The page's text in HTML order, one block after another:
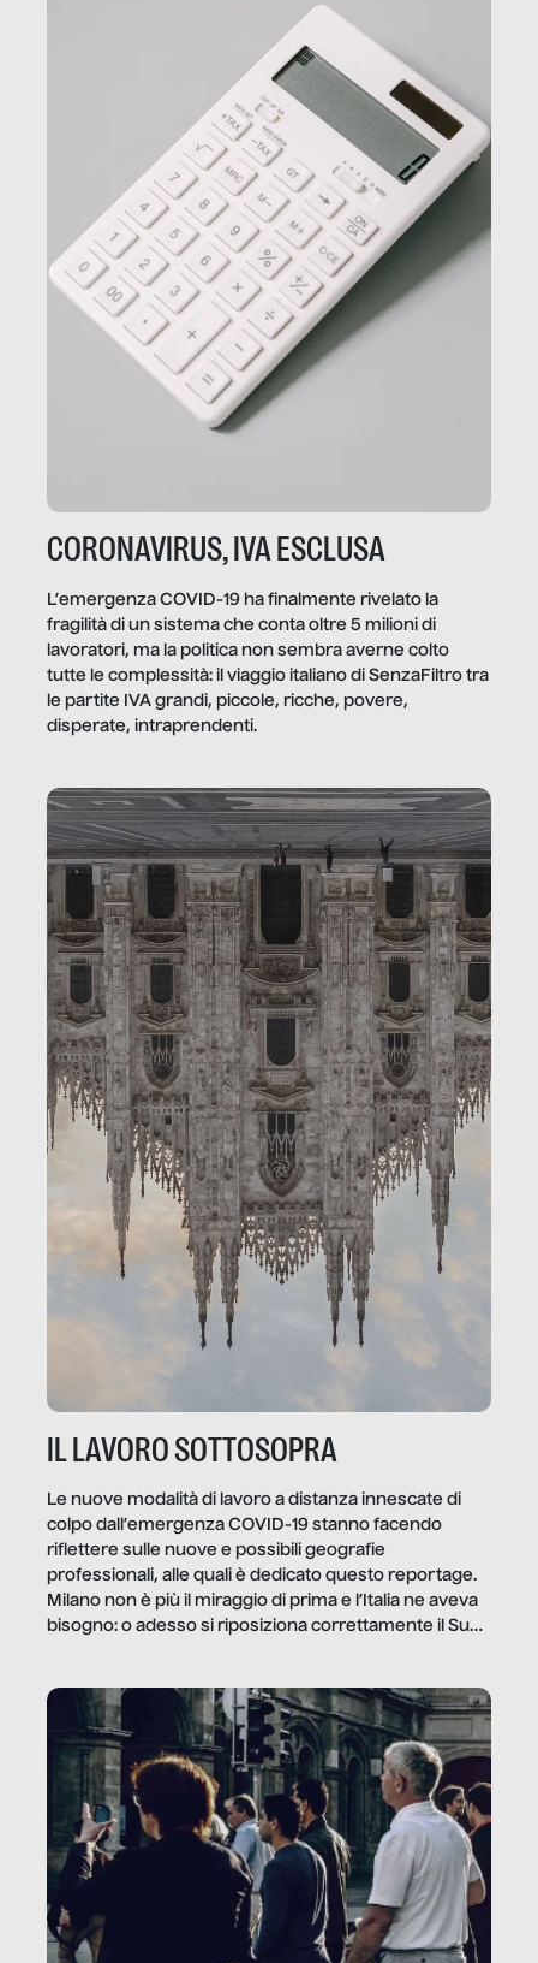
CORONAVIRUS, IVA ESCLUSA
L’emergenza COVID-19 ha finalmente rivelato la
fragilità di un sistema che conta oltre 5 milioni di
lavoratori, ma la politica non sembra averne colto
tutte le complessità: il viaggio italiano di SenzaFiltro tra
le partite IVA grandi, piccole, ricche, povere,
disperate, intraprendenti.
IL LAVORO SOTTOSOPRA
Le nuove modalità di lavoro a distanza innescate di
colpo dall’emergenza COVID-19 stanno facendo
riflettere sulle nuove e possibili geografie
professionali, alle quali è dedicato questo reportage.
Milano non è più il miraggio di prima e l’Italia ne aveva
bisogno: o adesso si riposiziona correttamente il Sud